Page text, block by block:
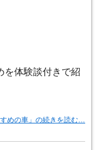
を体験談付きで紹
すめの車」の続きを読む…